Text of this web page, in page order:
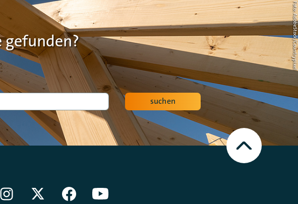
gefunden?
suchen
Foto: AdobeStock/Countrypixel
Nach
oben
Scrollen
in den Sozialen Netzwerken]
instagramTwitterFacebookYoutube